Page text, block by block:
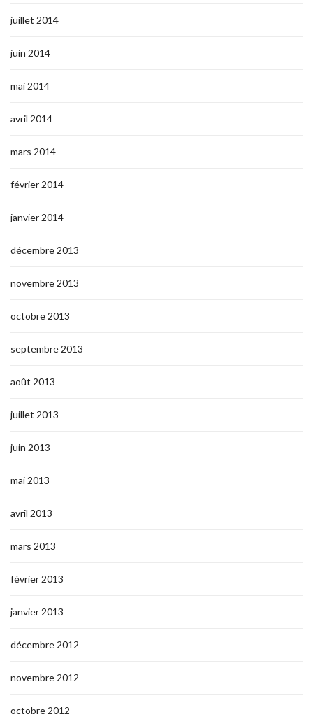
juillet 2014
juin 2014
mai 2014
avril 2014
mars 2014
février 2014
janvier 2014
décembre 2013
novembre 2013
octobre 2013
septembre 2013
août 2013
juillet 2013
juin 2013
mai 2013
avril 2013
mars 2013
février 2013
janvier 2013
décembre 2012
novembre 2012
octobre 2012